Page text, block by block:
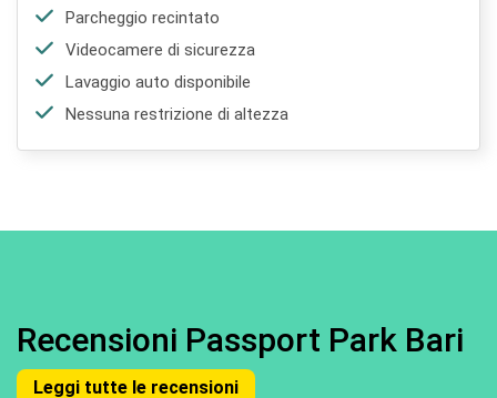
Parcheggio recintato
Videocamere di sicurezza
Lavaggio auto disponibile
Nessuna restrizione di altezza
Recensioni Passport Park Bari
Leggi tutte le recensioni